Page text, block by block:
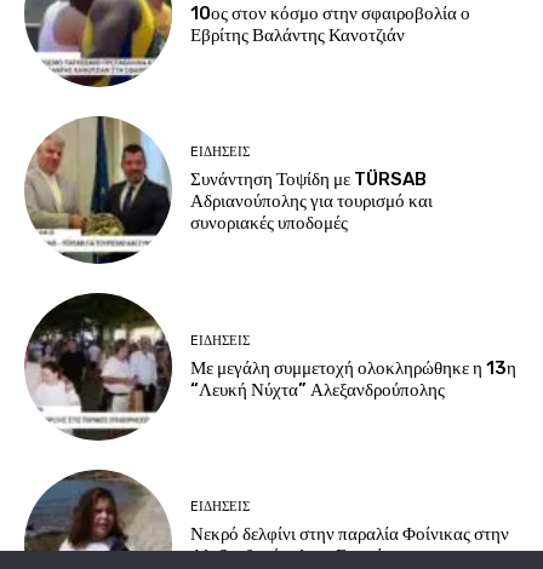
10ος στον κόσμο στην σφαιροβολία ο
Εβρίτης Βαλάντης Κανοτζιάν
EΙΔΗΣΕΙΣ
Συνάντηση Τοψίδη με TÜRSAB
Αδριανούπολης για τουρισμό και
συνοριακές υποδομές
EΙΔΗΣΕΙΣ
Με μεγάλη συμμετοχή ολοκληρώθηκε η 13η
“Λευκή Νύχτα” Αλεξανδρούπολης
EΙΔΗΣΕΙΣ
Νεκρό δελφίνι στην παραλία Φοίνικας στην
Αλεξανδρούπολη – Επιχείρηση